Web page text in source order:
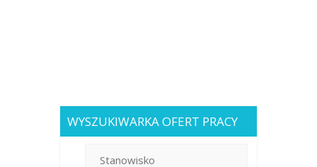
WYSZUKIWARKA OFERT PRACY